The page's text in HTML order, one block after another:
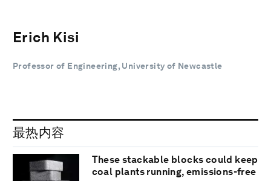
Erich Kisi
Professor of Engineering, University of Newcastle
最热内容
These stackable blocks could keep
coal plants running, emissions-free